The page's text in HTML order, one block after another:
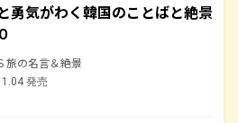
勇気がわく韓国のことばと絶景
旅の名言＆絶景
発売